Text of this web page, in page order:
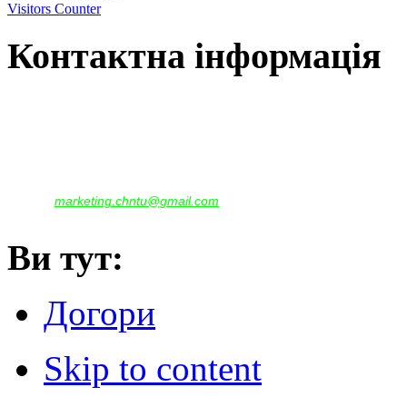
Visitors Counter
Контактна інформація
marketing.chntu@gmail.com
Ви тут:
Догори
Skip to content